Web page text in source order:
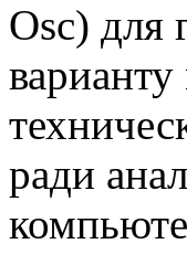
Osc) для
ради